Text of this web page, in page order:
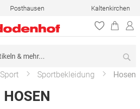
Posthausen Kaltenkirchen
Sport Sportbekleidung Hosen
HOSEN